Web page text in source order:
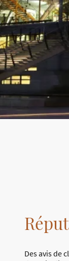
Des avis de